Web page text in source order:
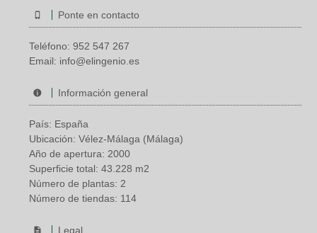
Ponte en contacto
Teléfono: 952 547 267
Email: info@elingenio.es
Información general
País: España
Ubicación: Vélez-Málaga (Málaga)
Año de apertura: 2000
Superficie total: 43.228 m2
Número de plantas: 2
Número de tiendas: 114
Legal